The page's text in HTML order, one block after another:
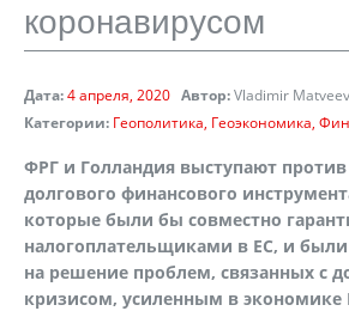
коронавирусом
Дата:4 апреля, 2020 Автор:Vladimir Matveev
Категории: Геополитика Геоэкономика
ФРГ и Голландия выступают
долгового финансового
которые были бы совместно
налогоплательщиками в ЕС, и
на решение проблем, связанных с
кризисом, усиленным в экономике